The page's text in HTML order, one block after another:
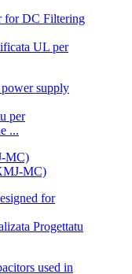
UL per
per
...
MC)
Progettatu